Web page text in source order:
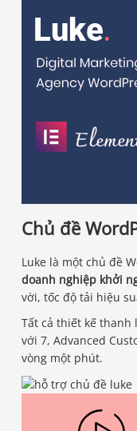
Chủ đề
Luke là một chủ đề
doanh nghiệp khởi
vời, tốc độ tải hiệu
Tất cả thiết kế thanh
với 7, Advanced
vòng một phút.